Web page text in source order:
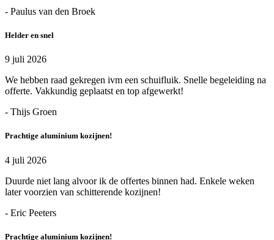
- Paulus van den Broek
Helder en snel
9 juli 2026
We hebben raad gekregen ivm een schuifluik. Snelle begeleiding na
offerte. Vakkundig geplaatst en top afgewerkt!
- Thijs Groen
Prachtige aluminium kozijnen!
4 juli 2026
Duurde niet lang alvoor ik de offertes binnen had. Enkele weken
later voorzien van schitterende kozijnen!
- Eric Peeters
Prachtige aluminium kozijnen!